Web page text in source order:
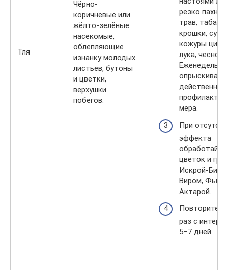
Тля
Чёрно-
коричневые или
жёлто-зелёные
насекомые,
облепляющие
изнанку молодых
листьев, бутоны
и цветки,
верхушки
побегов.
резко
трав,
крошки,
кожуры
лука,
действенная
мера.
При
эффекта
обработайте
цветок и
Искрой-Био,
Виром,
Актарой.
Повторите
раз с
5–7 дней.